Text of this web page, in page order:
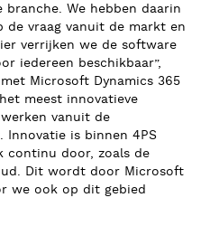
branche. We hebben daarin
de vraag vanuit de markt en
verrijken we de software
iedereen beschikbaar”,
Microsoft Dynamics 365
meest innovatieve
vanuit de
Innovatie is binnen 4PS
continu door, zoals de
Dit wordt door Microsoft
we ook op dit gebied